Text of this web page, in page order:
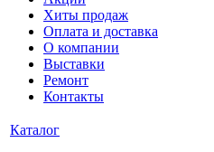
Хиты продаж
Оплата и доставка
О компании
Выставки
Ремонт
Контакты
Каталог